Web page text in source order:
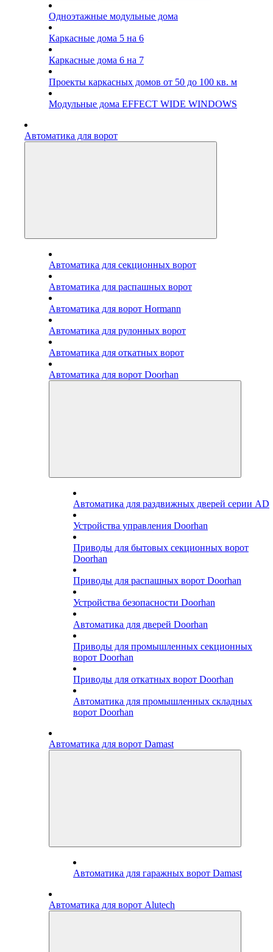
Одноэтажные модульные дома
Каркасные дома 5 на 6
Каркасные дома 6 на 7
Проекты каркасных домов от 50 до 100 кв. м
Модульные дома EFFECT WIDE WINDOWS
Автоматика для ворот
Автоматика для секционных ворот
Автоматика для распашных ворот
Автоматика для ворот Hormann
Автоматика для рулонных ворот
Автоматика для откатных ворот
Автоматика для ворот Doorhan
Автоматика для раздвижных дверей серии AD
Устройства управления Doorhan
Приводы для бытовых секционных ворот
Doorhan
Приводы для распашных ворот Doorhan
Устройства безопасности Doorhan
Автоматика для дверей Doorhan
Приводы для промышленных секционных
ворот Doorhan
Приводы для откатных ворот Doorhan
Автоматика для промышленных складных
ворот Doorhan
Автоматика для ворот Damast
Автоматика для гаражных ворот Damast
Автоматика для ворот Alutech